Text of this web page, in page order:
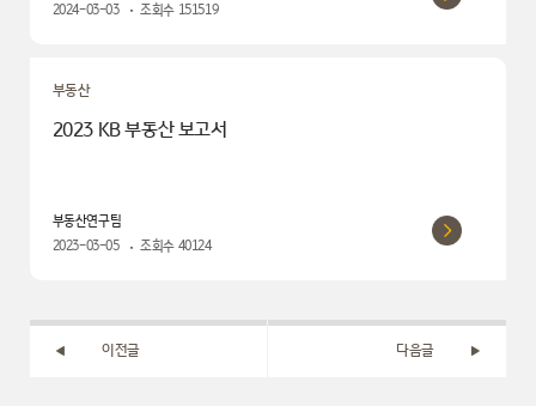
2024-03-03
조회수 151519
부동산
2023 KB 부동산 보고서
부동산연구팀
2023-03-05
조회수 40124
이전글 다음글